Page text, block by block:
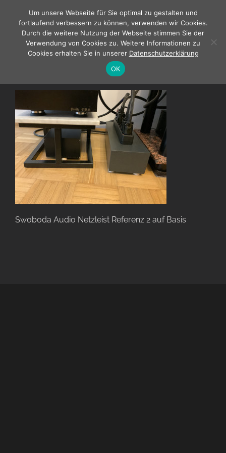
springen
Swoboda Audio Netzleiste Referenz auf Basis
Swoboda Audio Netzleist Referenz 2 auf Basis
Um unsere Webseite für Sie optimal zu gestalten und
fortlaufend verbessern zu können, verwenden wir Cookies.
Durch die weitere Nutzung der Webseite stimmen Sie der
Verwendung von Cookies zu. Weitere Informationen zu
Cookies erhalten Sie in unserer Datenschutzerklärung
OK